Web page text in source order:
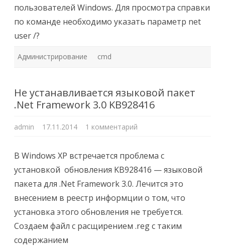
пользователей Windows. Для просмотра справки
по команде необходимо указать параметр net
user /?
Администрирование cmd
Не устанавливается языковой пакет
.Net Framework 3.0 KB928416
admin 17.11.2014 1 комментарий
языковой
пакет
.Net
Framework
3.0
KB928416
В Windows XP встречается проблема с
установкой обновления KB928416 — языковой
пакета для .Net Framework 3.0. Лечится это
внесением в реестр информции о том, что
установка этого обновления не требуется.
Создаем файл c расщирением .reg с таким
содержанием